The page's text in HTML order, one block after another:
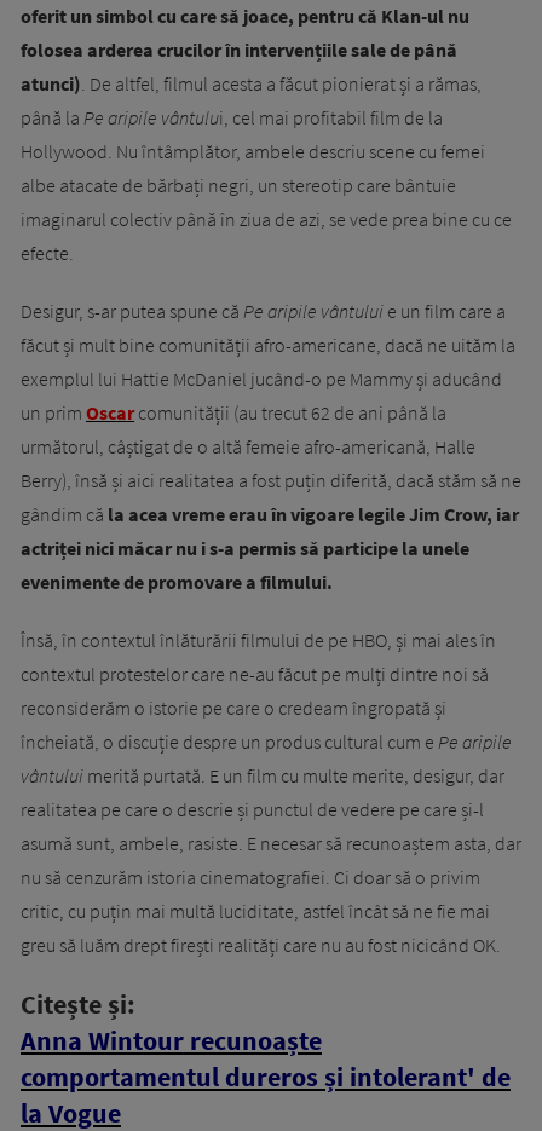
oferit un simbol cu care să joace, pentru că Klan-ul nu
folosea arderea crucilor în intervențiile sale de până
atunci) . De altfel, filmul acesta a făcut pionierat și a rămas,
până la Pe aripile vântului, cel mai profitabil film de la
Hollywood. Nu întâmplător, ambele descriu scene cu femei
albe atacate de bărbați negri, un stereotip care bântuie
imaginarul colectiv până în ziua de azi, se vede prea bine cu ce
efecte.
Desigur, s-ar putea spune că Pe aripile vântului e un film care a
făcut și mult bine comunității afro-americane, dacă ne uităm la
exemplul lui Hattie McDaniel jucând-o pe Mammy și aducând
un prim Oscarcomunității (au trecut 62 de ani până la
următorul, câștigat de o altă femeie afro-americană, Halle
Berry), însă și aici realitatea a fost puțin diferită, dacă stăm să ne
gândim că la acea vreme erau în vigoare legile Jim Crow, iar
actriței nici măcar nu i s-a permis să participe la unele
evenimente de promovare a filmului.
Însă, în contextul înlăturării filmului de pe HBO, și mai ales în
contextul protestelor care ne-au făcut pe mulți dintre noi să
reconsiderăm o istorie pe care o credeam îngropată și
încheiată, o discuție despre un produs cultural cum e Pe aripile
vântului merită purtată. E un film cu multe merite, desigur, dar
realitatea pe care o descrie și punctul de vedere pe care și-l
asumă sunt, ambele, rasiste. E necesar să recunoaștem asta, dar
nu să cenzurăm istoria cinematografiei. Ci doar să o privim
critic, cu puțin mai multă luciditate, astfel încât să ne fie mai
greu să luăm drept firești realități care nu au fost nicicând OK.
Citește și:
Anna Wintour recunoaște
comportamentul dureros și intolerant' de
la Vogue